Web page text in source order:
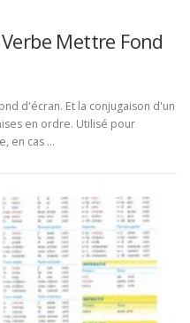
Mettre Fond
d'écran. Et la conjugaison d'un
en ordre. Utilisé pour
en cas …